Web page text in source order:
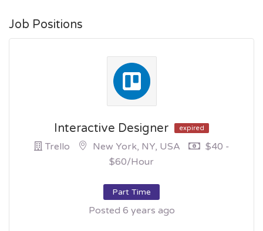
Job Positions
Interactive Designer expired
Trello New York, NY, USA
$40 -
$60/hour
Part Time
Posted 6 years ago